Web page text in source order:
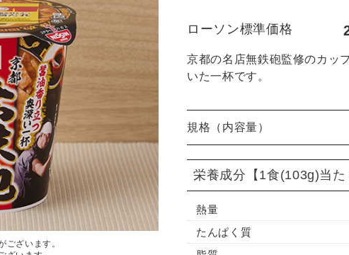
ざいます。
ローソン標準価格
京都の名店無鉄砲監修のカッ
いた一杯です。
規格（内容量）
栄養成分 【1食(103g)当た
熱量
たんぱく質